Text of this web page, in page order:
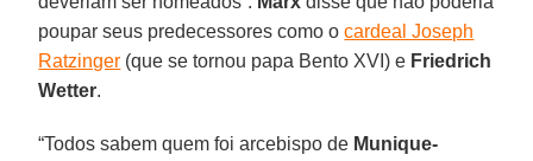
poupar seus predecessores como ocardeal Joseph
Ratzinger (que se tornou papa Bento XVI) e Friedrich
Wetter.
“Todos sabem quem foi arcebispo de Munique-